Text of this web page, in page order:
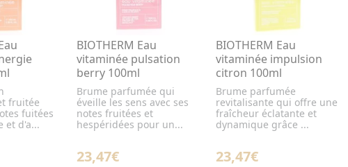
fruitée
fuitées
et d'a...
BIOTHERM Eau
vitaminée pulsation
berry 100ml
Brume parfumée qui
éveille les sens avec ses
notes fruitées et
hespéridées pour un...
23,47€
BIOTHERM Eau
vitaminée impulsion
citron 100ml
Brume parfumée
revitalisante qui offre une
fraîcheur éclatante et
dynamique grâce ...
23,47€